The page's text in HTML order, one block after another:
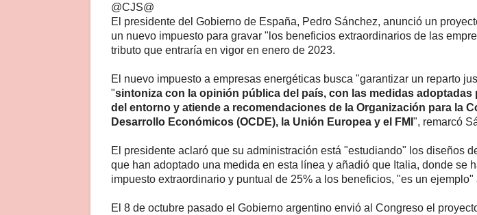
@CJS@
El presidente del Gobierno de España, Pedro Sánchez, anunció un
un nuevo impuesto para gravar "los beneficios extraordinarios de las
tributo que entraría en vigor en enero de 2023.
El nuevo impuesto a empresas energéticas busca "garantizar un reparto
"sintoniza con la opinión pública del país, con las medidas adoptadas
del entorno y atiende a recomendaciones de la Organización para la
Desarrollo Económicos (OCDE), la Unión Europea y el FMI ", remarcó
El presidente aclaró que su administración está "estudiando" los diseños
que han adoptado una medida en esta línea y añadió que Italia, donde se
impuesto extraordinario y puntual de 25% a los beneficios, "es un ejemplo"
El 8 de octubre pasado el Gobierno argentino envió al Congreso el